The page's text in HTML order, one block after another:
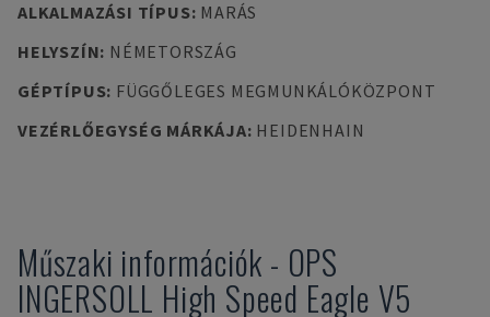
ALKALMAZÁSI TÍPUS: MARÁS
HELYSZÍN: NÉMETORSZÁG
GÉPTÍPUS: FÜGGŐLEGES MEGMUNKÁLÓKÖZPONT
VEZÉRLŐEGYSÉG MÁRKÁJA: HEIDENHAIN
Műszaki információk - OPS
INGERSOLL High Speed Eagle V5